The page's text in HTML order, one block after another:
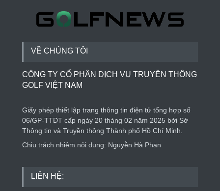
VỀ CHÚNG TÔI
CÔNG TY CỔ PHẦN DỊCH VỤ TRUYỀN THÔNG
GOLF VIỆT NAM
Giấy phép thiết lập trang thông tin điện tử tổng hợp số
06/GP-TTĐT cấp ngày 20 tháng 02 năm 2025 bởi Sở
Thông tin và Truyền thông Thành phố Hồ Chí Minh.
Chịu trách nhiệm nội dung: Nguyễn Hà Phan
LIÊN HỆ: